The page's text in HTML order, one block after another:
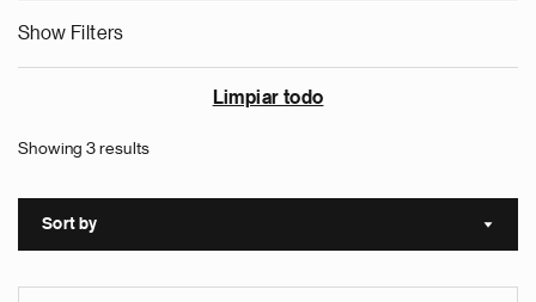
Show Filters
Limpiar todo
Showing 3 results
Sort by Sort